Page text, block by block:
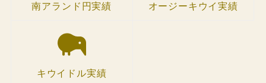
南アランド円実績 オージーキウイ実績
キウイドル実績